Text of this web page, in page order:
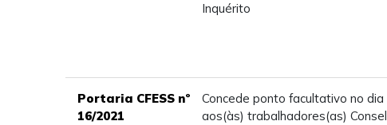
Inquérito
Portaria CFESS nº
16/2021
Concede ponto facultativo no
aos(às) trabalhadores(as)